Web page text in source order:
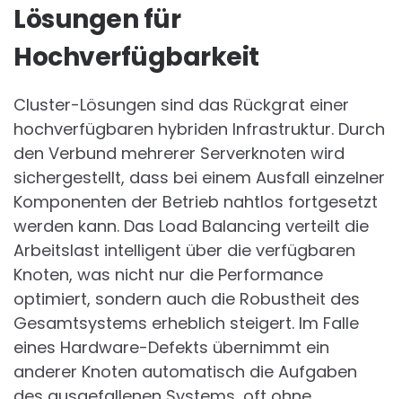
Lösungen für
Hochverfügbarkeit
Cluster-Lösungen sind das Rückgrat einer
hochverfügbaren hybriden Infrastruktur. Durch
den Verbund mehrerer Serverknoten wird
sichergestellt, dass bei einem Ausfall einzelner
Komponenten der Betrieb nahtlos fortgesetzt
werden kann. Das Load Balancing verteilt die
Arbeitslast intelligent über die verfügbaren
Knoten, was nicht nur die Performance
optimiert, sondern auch die Robustheit des
Gesamtsystems erheblich steigert. Im Falle
eines Hardware-Defekts übernimmt ein
anderer Knoten automatisch die Aufgaben